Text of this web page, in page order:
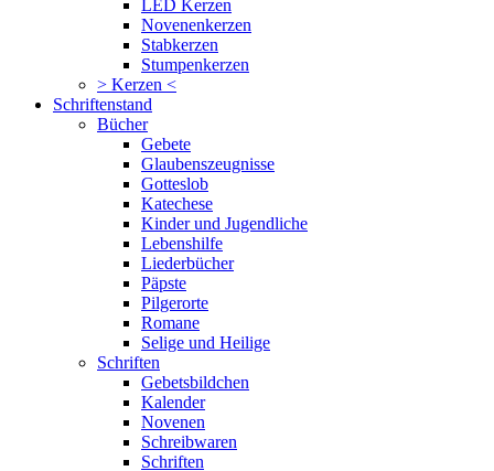
LED Kerzen
Novenenkerzen
Stabkerzen
Stumpenkerzen
> Kerzen <
Schriftenstand
Bücher
Gebete
Glaubenszeugnisse
Gotteslob
Katechese
Kinder und Jugendliche
Lebenshilfe
Liederbücher
Päpste
Pilgerorte
Romane
Selige und Heilige
Schriften
Gebetsbildchen
Kalender
Novenen
Schreibwaren
Schriften